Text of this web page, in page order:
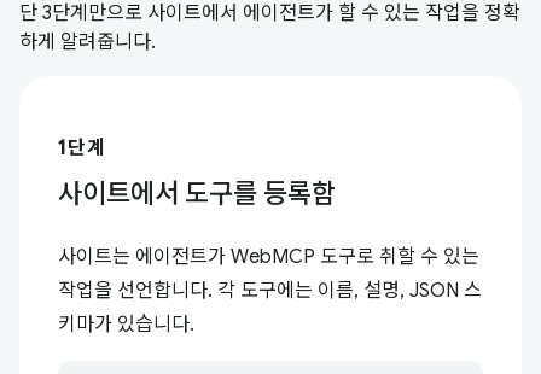
단 3단계만으로 사이트에서 에이전트가 할 수 있는 작업을 정확
하게 알려줍니다.
1단계
사이트에서 도구를 등록함
사이트는 에이전트가 WebMCP 도구로 취할 수 있는
작업을 선언합니다. 각 도구에는 이름, 설명, JSON 스
키마가 있습니다.